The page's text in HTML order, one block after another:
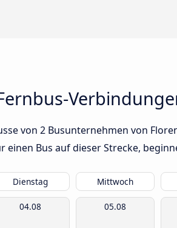
von 2 Busunternehmen von
einen Bus auf dieser Strecke,
Dienstag Mittwoch
04.08 05.08